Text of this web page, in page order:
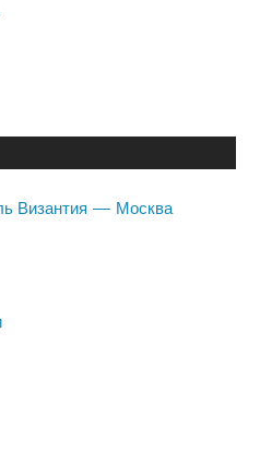
Византия — Москва